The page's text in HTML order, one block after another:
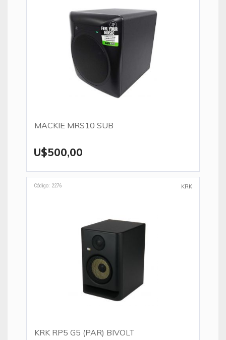
MACKIE MRS10 SUB
U$500,00
Código: 2276 KRK
KRK RP5 G5 (PAR) BIVOLT